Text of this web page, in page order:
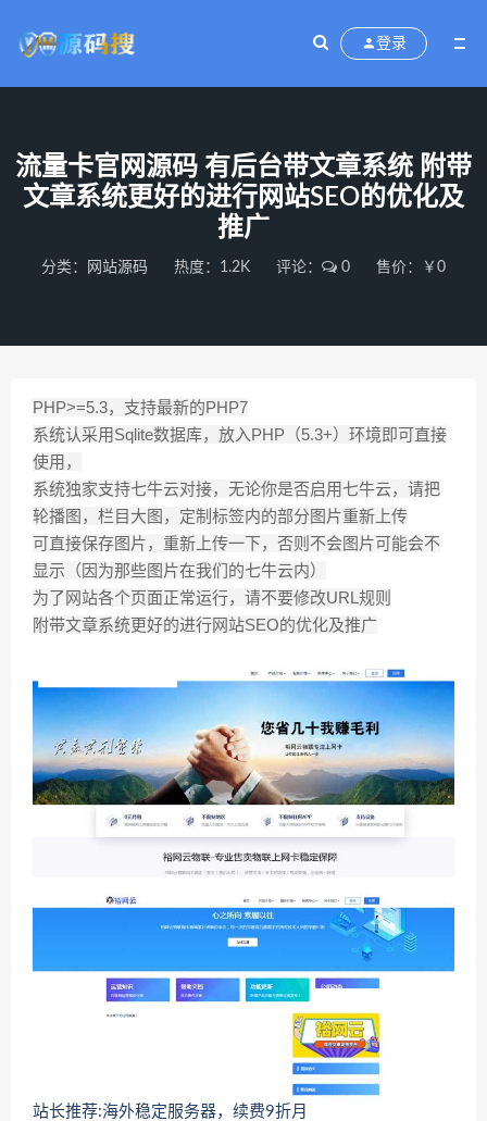
登录
流量卡官网源码 有后台带文章系统 附带
文章系统更好的进行网站SEO的优化及
推广
分类： 网站源码 热度：1.2K 评论： 0 售价：￥0
PHP>=5.3，支持最新的PHP7
系统认采用Sqlite数据库，放入PHP（5.3+）环境即可直接
使用，
系统独家支持七牛云对接，无论你是否启用七牛云，请把
轮播图，栏目大图，定制标签内的部分图片重新上传
可直接保存图片，重新上传一下，否则不会图片可能会不
显示（因为那些图片在我们的七牛云内）
为了网站各个页面正常运行，请不要修改URL规则
附带文章系统更好的进行网站SEO的优化及推广
站长推荐:海外稳定服务器，续费9折月